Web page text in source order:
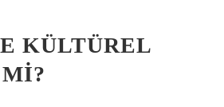
KÜLTÜREL